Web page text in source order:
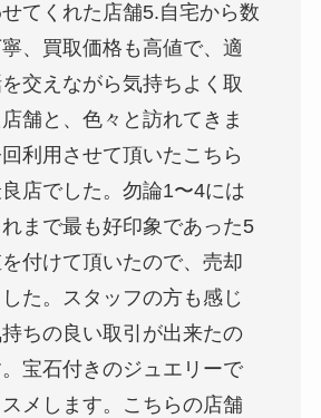
てくれた店舗5.自宅から数
、買取価格も高値で、適
交えながら気持ちよく取
舗と、色々と訪れてきま
利用させて頂いたこちら
店でした。勿論1〜4には
まで最も好印象であった5
付けて頂いたので、売却
た。スタッフの方も感じ
ちの良い取引が出来たの
宝石付きのジュエリーで
メします。こちらの店舗